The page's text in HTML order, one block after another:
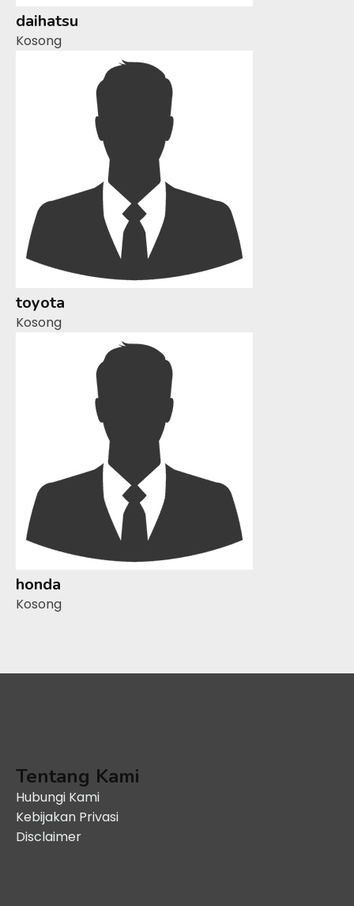
daihatsu
Kosong
toyota
Kosong
honda
Kosong
Tentang Kami
Hubungi Kami
Kebijakan Privasi
Disclaimer